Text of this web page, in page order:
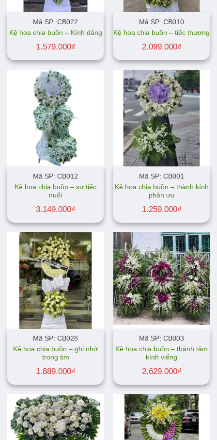
Mã SP: CB022
Kệ hoa chia buồn – Kính dâng
1.579.000₫
Mã SP: CB010
Kệ hoa chia buồn – tiếc thương
2.099.000₫
Mã SP: CB012
Kệ hoa chia buồn – sự tiếc
nuối
3.149.000₫
Mã SP: CB001
Kệ hoa chia buồn – thành kính
phân ưu
1.259.000₫
Mã SP: CB028
Kệ hoa chia buồn – ghi nhớ
trong tim
1.889.000₫
Mã SP: CB003
Kệ hoa chia buồn – thành tâm
kính viếng
2.629.000₫